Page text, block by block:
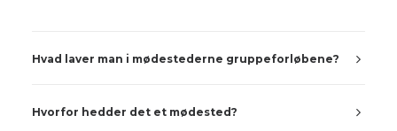
Hvad laver man i mødestederne gruppeforløbene?
Hvorfor hedder det et mødested?